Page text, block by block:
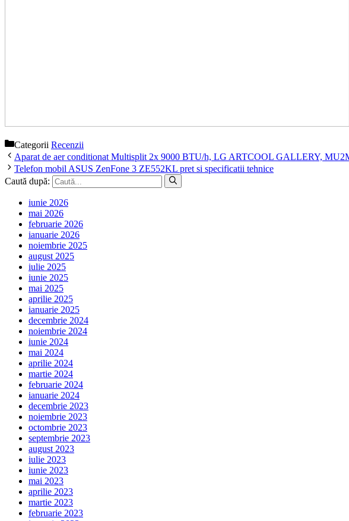
Categorii Recenzii
Aparat de aer conditionat Multisplit 2x 9000 BTU/h, LG ARTCOOL GALLERY,
Telefon mobil ASUS ZenFone 3 ZE552KL pret si specificatii tehnice
Caută după:
iunie 2026
mai 2026
februarie 2026
ianuarie 2026
noiembrie 2025
august 2025
iulie 2025
iunie 2025
mai 2025
aprilie 2025
ianuarie 2025
decembrie 2024
noiembrie 2024
iunie 2024
mai 2024
aprilie 2024
martie 2024
februarie 2024
ianuarie 2024
decembrie 2023
noiembrie 2023
octombrie 2023
septembrie 2023
august 2023
iulie 2023
iunie 2023
mai 2023
aprilie 2023
martie 2023
februarie 2023